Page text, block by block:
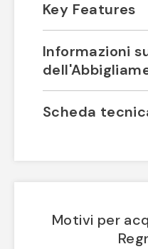
Key Features
Informazioni
Scheda
Motivi per